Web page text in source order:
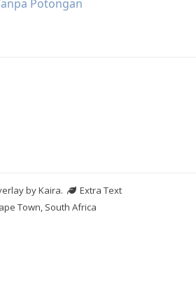
Potongan
byKaira.
Extra Text
Town, South Africa